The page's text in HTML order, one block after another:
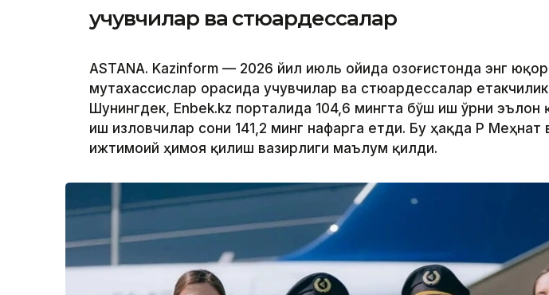
учувчилар ва стюардессалар
ASTANA. Kazinform — 2026 йил июль ойида Қозоғистонда энг
мутахассислар орасида учувчилар ва стюардессалар
Шунингдек, Enbek.kz порталида 104,6 мингта бўш иш ўрни эълон
иш изловчилар сони 141,2 минг нафарга етди. Бу ҳақда ҚР Меҳнат
ижтимоий ҳимоя қилиш вазирлиги маълум қилди.